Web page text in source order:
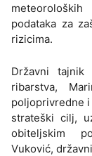
meteoroloških
podataka za
rizicima.
Državni tajnik
ribarstva,
poljoprivredne
strateški cilj,
obiteljskim
Vuković,